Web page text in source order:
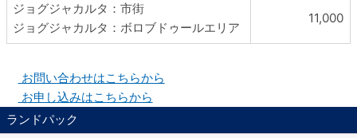
ジョグジャカルタ：市街
ジョグジャカルタ：ボロブドゥールエリア
11,000
お問い合わせはこちらから
お申し込みはこちらから
ランドパック